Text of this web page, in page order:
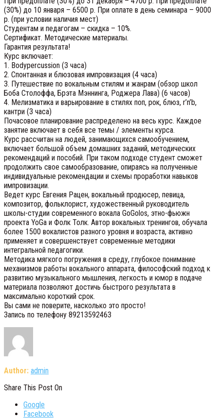
(30%) до 10 января – 6500 р. При оплате в день семинара – 9000
р. (при условии наличия мест)
Студентам и педагогам – скидка – 10%.
Сертификат. Методические материалы.
Гарантия результата!
Курс включает:
1. Bodypercussion (3 часа)
2. Спонтанная и блюзовая импровизация (4 часа)
3. Путешествие по вокальным стилям и жанрам (обзор школ
Боба Столоффа, Брэта Мэннинга, Роджера Лава) (6 часов)
4. Мелизматика и варьирование в стилях поп, рок, блюз, r’n’b,
кантри (3 часа)
Почасовое планирование распределено на весь курс. Каждое
занятие включает в себя все темы / элементы курса.
Курс рассчитан на людей, занимающихся самообучением,
включает большой объем домашних заданий, методических
рекомендаций и пособий. При таком подходе студент сможет
продолжить свое самообразование, опираясь на полученные
индивидуальные рекомендации и схемы проработки навыков
импровизации.
Ведет курс Евгения Рацен, вокальный продюсер, певица,
композитор, фольклорист, художественный руководитель
школы-студии современного вокала GoGolos, этно-фьюжн
проекта YoGa и Фолк Толк. Автор вокальных тренингов, обучала
более 1500 вокалистов разного уровня и возраста, активно
применяет и совершенствует современные методики
интегральной педагогики.
Методика мягкого погружения в среду, глубокое понимание
механизмов работы вокального аппарата, философский подход к
развитию музыкального мышления, легкость и юмор в подаче
материала позволяют достичь быстрого результата в
максимально короткий срок.
Вы сами не поверите, насколько это просто!
Запись по телефону 89213592463
Author: admin
Share This Post On
Google
Facebook